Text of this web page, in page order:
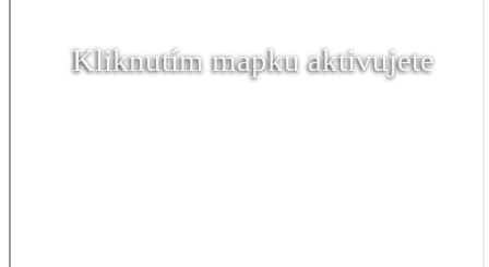
Kliknutím mapku aktivujete